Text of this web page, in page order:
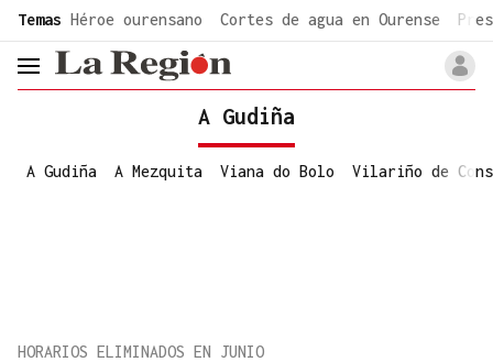
common.go-to-content
Temas Héroe ourensano Cortes de agua en Ourense
header.menu.open
A Gudiña
A Gudiña A Mezquita Viana do Bolo Vilariño de
HORARIOS ELIMINADOS EN JUNIO